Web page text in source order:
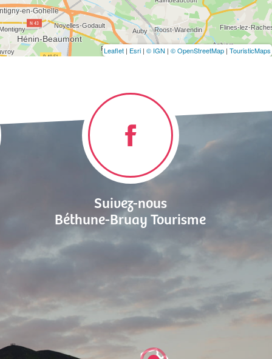
Leaflet | Esri | © IGN | © OpenStreetMap | TouristicMaps
Suivez-nous
Béthune-Bruay Tourisme